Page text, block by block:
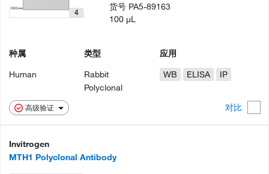
高级验证 对比
4
种属
Human
类型
Rabbit
Polyclonal
应用
WB
ELISA IP
货号 PA5-89163
100 µL
Invitrogen
MTH1 Polyclonal Antibody